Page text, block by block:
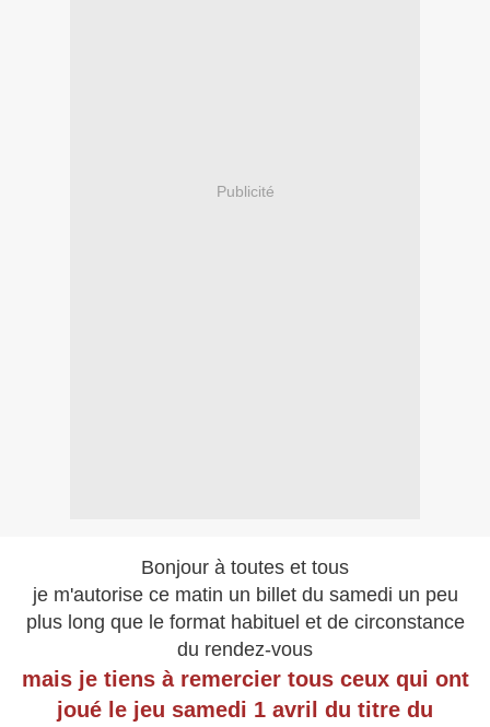
Publicité
Bonjour à toutes et tous
je m'autorise ce matin un billet du samedi un peu
plus long que le format habituel et de circonstance
du rendez-vous
mais je tiens à remercier tous ceux qui ont
joué le jeu samedi 1 avril du titre du